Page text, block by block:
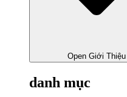
Open Giới Thiệu
danh mục